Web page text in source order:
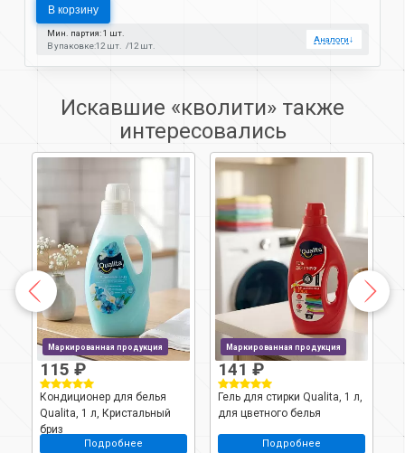
В корзину
Мин. партия: 1 шт.
В упаковке:12 шт. 12 шт.
Аналоги↓
Искавшие «кволити» также
интересовались
Маркированная продукция
115 ₽
Кондиционер для белья
Qualita, 1 л, Кристальный
бриз
Подробнее
Маркированная продукция
141 ₽
Гель для стирки Qualita, 1 л,
для цветного белья
Подробнее